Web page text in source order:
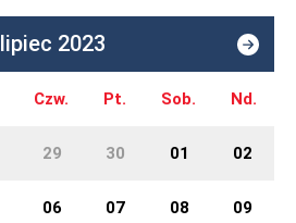
lipiec 2023
Czw. Pt. Sob. Nd.
29 30 01 02
06 07 08 09